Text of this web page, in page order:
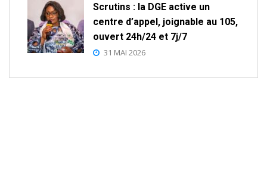
Scrutins : la DGE active un
centre d’appel, joignable au 105,
ouvert 24h/24 et 7j/7
31 MAI 2026